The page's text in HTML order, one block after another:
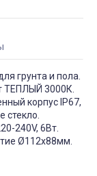
грунта и пола.
ТЕПЛЫЙ 3000К.
корпус IP67,
240V, 6Вт.
Ø112x88мм.